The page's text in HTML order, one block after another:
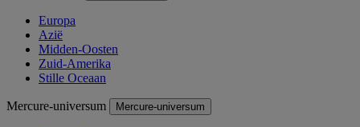
Europa
Azië
Midden-Oosten
Zuid-Amerika
Stille Oceaan
Mercure-universum Mercure-universum